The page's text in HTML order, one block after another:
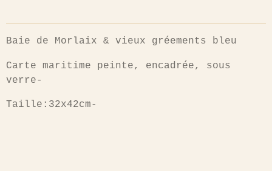
Baie de Morlaix & vieux gréements bleu
Carte maritime peinte, encadrée, sous
verre-
Taille:32x42cm-